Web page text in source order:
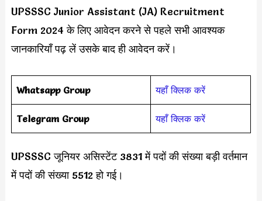
UPSSSC Junior Assistant (JA) Recruitment
Form 2024 के लिए आवेदन करने से पहले सभी आवश्यक
जानकारियाँ पढ़ लें उसके बाद ही आवेदन करें।
Whatsapp Group यहाँ क्लिक करें
Telegram Group यहाँ क्लिक करें
UPSSSC जूनियर असिस्टेंट 3831 में पदों की संख्या बड़ी वर्तमान
में पदों की संख्या 5512 हो गई।